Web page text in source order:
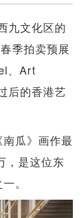
九文化区的
季拍卖预展
、Art
后的香港艺
瓜》画作最
，是这位东
。